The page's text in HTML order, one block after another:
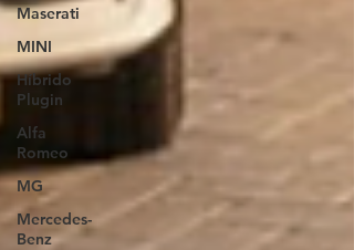
Maserati
MINI
Híbrido
Plugin
Alfa
Romeo
MG
Mercedes-
Benz